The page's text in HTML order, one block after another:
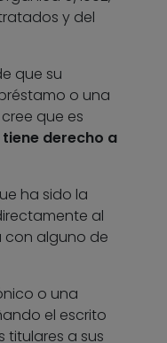
y del
que su
o una
que es
derecho a
ha sido la
al
con alguno de
o una
el escrito
titulares a sus